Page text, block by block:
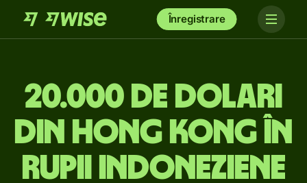
Înregistrare
20.000 de dolari
din Hong Kong în
rupii indoneziene